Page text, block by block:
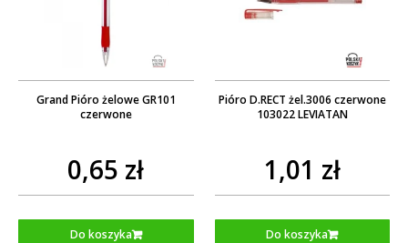
Grand Pióro żelowe GR101
czerwone
0,65 zł
Do koszyka
Pióro D.RECT żel.3006 czerwone
103022 LEVIATAN
1,01 zł
Do koszyka